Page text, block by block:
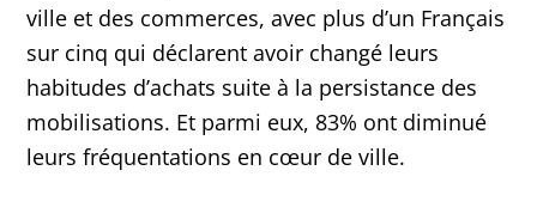
ville et des commerces, avec plus d’un Français
sur cinq qui déclarent avoir changé leurs
habitudes d’achats suite à la persistance des
mobilisations. Et parmi eux, 83% ont diminué
leurs fréquentations en cœur de ville.